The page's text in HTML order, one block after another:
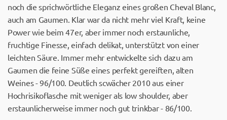
noch die sprichwörtliche Eleganz eines großen Cheval Blanc,
auch am Gaumen. Klar war da nicht mehr viel Kraft, keine
Power wie beim 47er, aber immer noch erstaunliche,
fruchtige Finesse, einfach delikat, unterstützt von einer
leichten Säure. Immer mehr entwickelte sich dazu am
Gaumen die feine Süße eines perfekt gereiften, alten
Weines - 96/100. Deutlich scwächer 2010 aus einer
Hochrisikoflasche mit weniger als low shoulder, aber
erstaunlicherweise immer noch gut trinkbar - 86/100.